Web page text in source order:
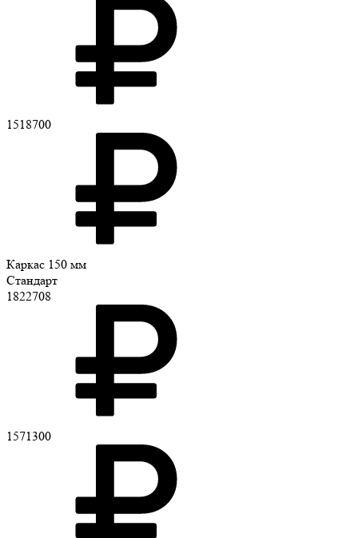
1518700
Каркас 150 мм
Стандарт
1822708
1571300